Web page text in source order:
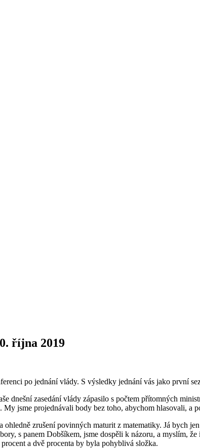
října 2019
po jednání vlády. S výsledky jednání vás jako první
dnešní zasedání vlády zápasilo s počtem přítomných
jsme projednávali body bez toho, abychom hlasovali, a
zrušení povinných maturit z matematiky. Já bych
s panem Dobšíkem, jsme dospěli k názoru, a myslím,
a dvě procenta by byla pohyblivá složka.